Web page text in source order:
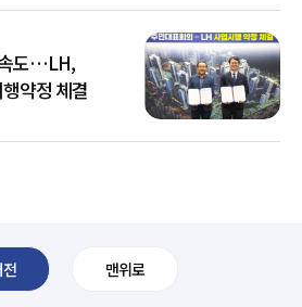
도…LH,
약정 체결
전 맨위로